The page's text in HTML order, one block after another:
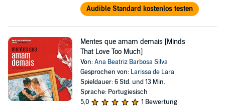
Audible Standard kostenlos testen
Mentes que amam demais [Minds
That Love Too Much]
Von:Ana Beatriz Barbosa Silva
Gesprochen von: Larissa de Lara
Spieldauer: 6 Std. und 13 Min.
Sprache: Portugiesisch
5,0
1 Bewertung